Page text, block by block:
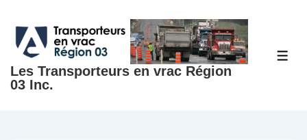
passer
contenu
principal
Les Transporteurs en vrac Région
03 Inc.